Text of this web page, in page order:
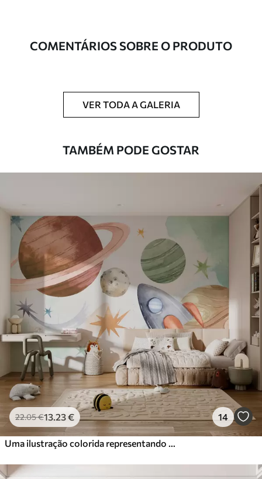
Adicionalmente
Disponível com revestimento de verniz
esponja macia. Murais de parede com
revestimento de verniz podem ser limpos
Aplicação perfeita
Standard
.0027 .00 €/m²
Premium
56.67 34
Vinil Premium
65.0039 .00€/m²
Peel and Stick
81.6749.00€/m²
COMENTÁRIOS SOBRE O PRODUTO
VER TODA A GALERIA
TAMBÉM PODE GOSTAR
22.05€13 .23€ 14